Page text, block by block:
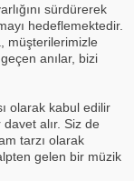
sürdürerek
hedeflemektedir.
müşterilerimizle
anılar, bizi
olarak kabul edilir
alır. Siz de
tarzı olarak
gelen bir müzik